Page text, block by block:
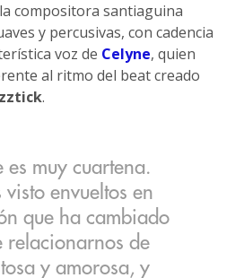
compositora santiaguina
y percusivas, con cadencia
voz de Celyne, quien
al ritmo del beat creado
.
es muy cuartena.
visto envueltos en
que ha cambiado
relacionarnos de
y amorosa, y